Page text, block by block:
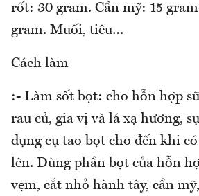
rốt: 30 gram. Cần mỹ: 15
gram. Muối, tiêu…
Cách làm
:- Làm sốt bọt: cho hỗn hợp
rau củ, gia vị và lá xạ hương,
dụng cụ tao bọt cho đến khi
lên. Dùng phần bọt của hỗn
vẹm, cắt nhỏ hành tây, cần